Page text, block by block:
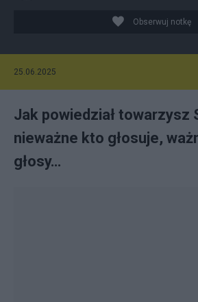
Obserwuj notkę
25.06.2025
Jak powiedział towarzysz
nieważne kto głosuje,
głosy…